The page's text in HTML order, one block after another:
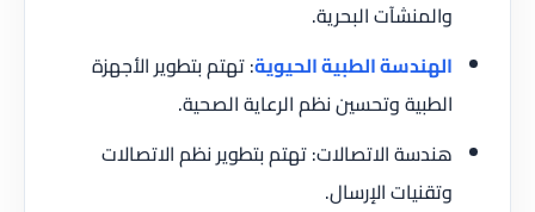
والمنشآت البحرية.
الهندسة الطبية الحيوية: تهتم بتطوير الأجهزة
الطبية وتحسين نظم الرعاية الصحية.
هندسة الاتصالات: تهتم بتطوير نظم الاتصالات
وتقنيات الإرسال.